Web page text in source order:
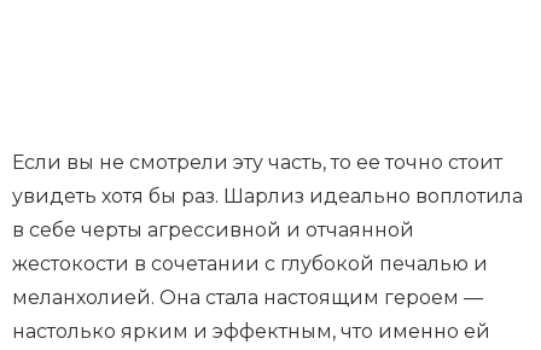
Если вы не смотрели эту часть, то ее точно стоит
увидеть хотя бы раз. Шарлиз идеально воплотила
в себе черты агрессивной и отчаянной
жестокости в сочетании с глубокой печалью и
меланхолией. Она стала настоящим героем —
настолько ярким и эффектным, что именно ей